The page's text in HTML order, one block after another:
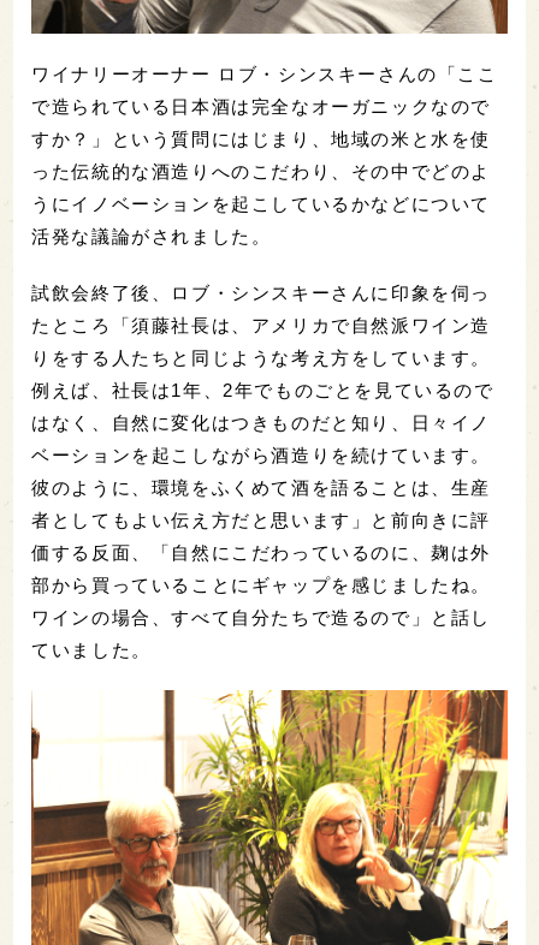
ワイナリーオーナー ロブ・シンスキーさんの「ここ
で造られている日本酒は完全なオーガニックなので
すか？」という質問にはじまり、地域の米と水を使
った伝統的な酒造りへのこだわり、その中でどのよ
うにイノベーションを起こしているかなどについて
活発な議論がされました。
試飲会終了後、ロブ・シンスキーさんに印象を伺っ
たところ「須藤社長は、アメリカで自然派ワイン造
りをする人たちと同じような考え方をしています。
例えば、社長は1年、2年でものごとを見ているので
はなく、自然に変化はつきものだと知り、日々イノ
ベーションを起こしながら酒造りを続けています。
彼のように、環境をふくめて酒を語ることは、生産
者としてもよい伝え方だと思います」と前向きに評
価する反面、「自然にこだわっているのに、麹は外
部から買っていることにギャップを感じましたね。
ワインの場合、すべて自分たちで造るので」と話し
ていました。